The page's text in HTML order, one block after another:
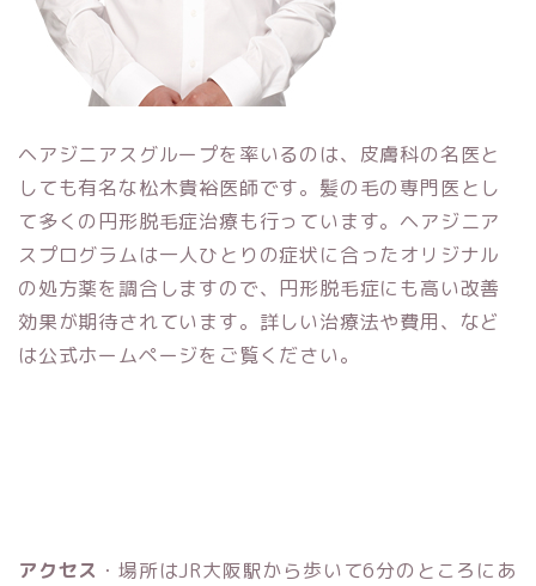
ヘアジニアスグループを率いるのは、皮膚科の名医と
しても有名な松木貴裕医師です。髪の毛の専門医とし
て多くの円形脱毛症治療も行っています。ヘアジニア
スプログラムは一人ひとりの症状に合ったオリジナル
の処方薬を調合しますので、円形脱毛症にも高い改善
効果が期待されています。詳しい治療法や費用、など
は公式ホームページをご覧ください。
アクセス ・場所はJR大阪駅から歩いて6分のところにあ